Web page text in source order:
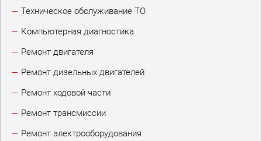
Техническое обслуживание ТО
Компьютерная диагностика
Ремонт двигателя
Ремонт дизельных двигателей
Ремонт ходовой части
Ремонт трансмиссии
Ремонт электрооборудования